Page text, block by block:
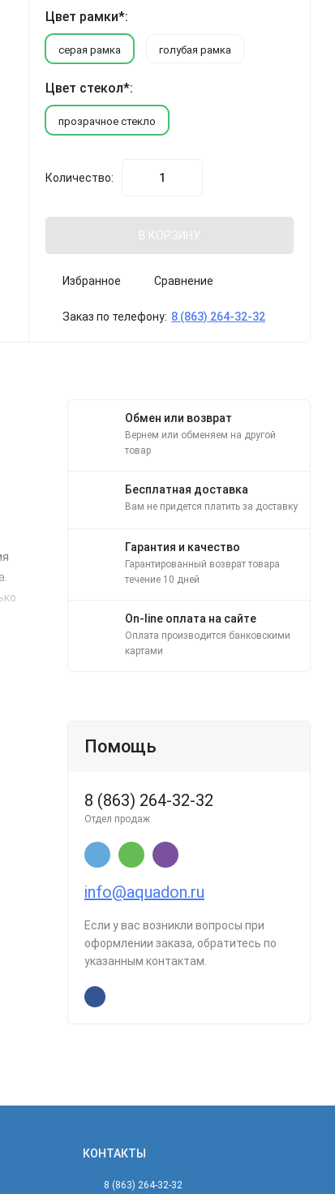
Цвет рамки*:
серая рамка голубая рамка
Цвет стекол*:
прозрачное стекло
Количество:
В КОРЗИНУ
Избранное Сравнение
Заказ по телефону: 8 (863) 264-32-32
Обмен или возврат
Вернем или обменяем на другой
товар
Бесплатная доставка
Вам не придется платить за доставку
Гарантия и качество
Гарантированный возврат товара
течение 10 дней
On-line оплата на сайте
Оплата производится банковскими
картами
Помощь
8 (863) 264-32-32
Отдел продаж
info@aquadon.ru
Если у вас возникли вопросы при
оформлении заказа, обратитесь по
указанным контактам.
КОНТАКТЫ
8 (863) 264-32-32